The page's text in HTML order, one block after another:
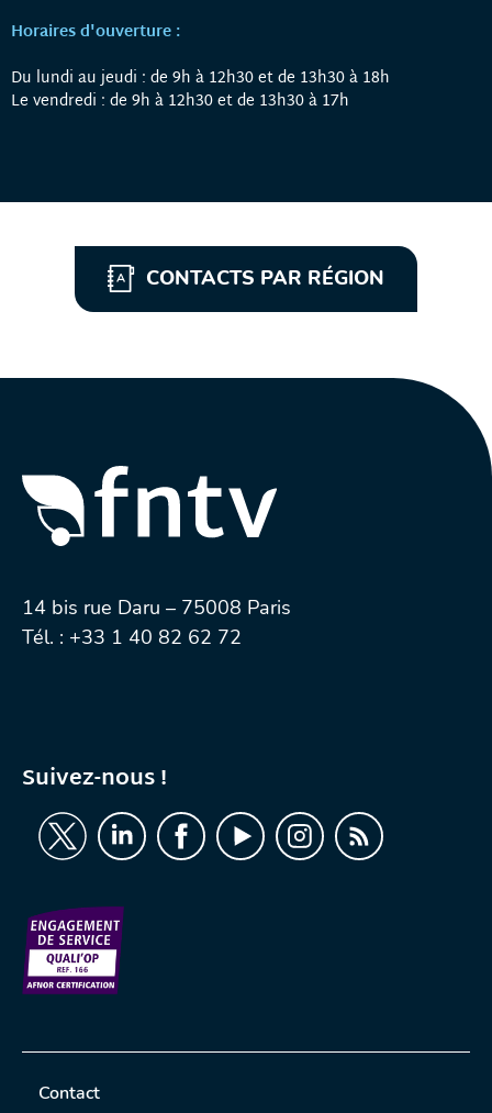
Horaires d'ouverture :
Du lundi au jeudi : de 9h à 12h30 et de 13h30 à 18h
Le vendredi : de 9h à 12h30 et de 13h30 à 17h
CONTACTS PAR RÉGION
14 bis rue Daru – 75008 Paris
Tél. : +33 1 40 82 62 72
Suivez-nous !
Contact